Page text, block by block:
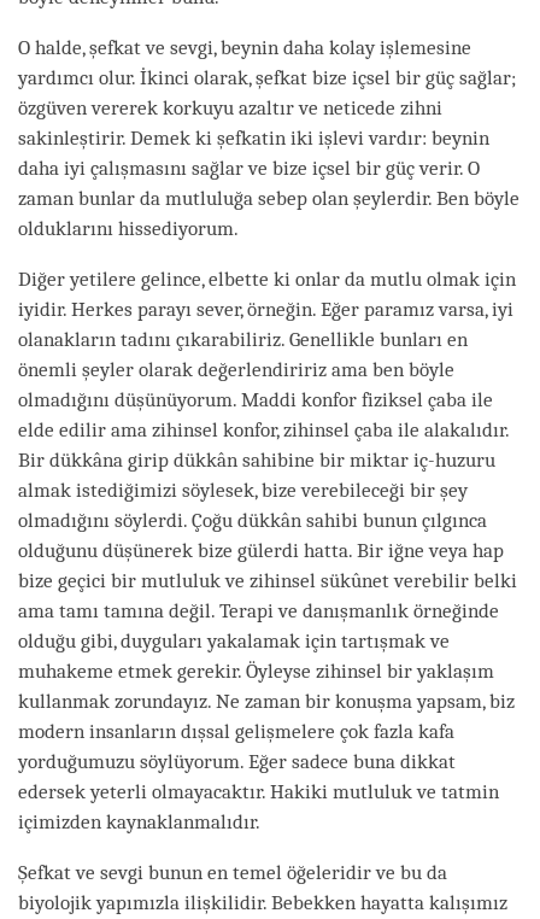
O halde, şefkat ve sevgi, beynin daha kolay işlemesine
yardımcı olur. İkinci olarak, şefkat bize içsel bir güç sağlar;
özgüven vererek korkuyu azaltır ve neticede zihni
sakinleştirir. Demek ki şefkatin iki işlevi vardır: beynin
daha iyi çalışmasını sağlar ve bize içsel bir güç verir. O
zaman bunlar da mutluluğa sebep olan şeylerdir. Ben böyle
olduklarını hissediyorum.
Diğer yetilere gelince, elbette ki onlar da mutlu olmak için
iyidir. Herkes parayı sever, örneğin. Eğer paramız varsa, iyi
olanakların tadını çıkarabiliriz. Genellikle bunları en
önemli şeyler olarak değerlendiririz ama ben böyle
olmadığını düşünüyorum. Maddi konfor fiziksel çaba ile
elde edilir ama zihinsel konfor, zihinsel çaba ile alakalıdır.
Bir dükkâna girip dükkân sahibine bir miktar iç-huzuru
almak istediğimizi söylesek, bize verebileceği bir şey
olmadığını söylerdi. Çoğu dükkân sahibi bunun çılgınca
olduğunu düşünerek bize gülerdi hatta. Bir iğne veya hap
bize geçici bir mutluluk ve zihinsel sükûnet verebilir belki
ama tamı tamına değil. Terapi ve danışmanlık örneğinde
olduğu gibi, duyguları yakalamak için tartışmak ve
muhakeme etmek gerekir. Öyleyse zihinsel bir yaklaşım
kullanmak zorundayız. Ne zaman bir konuşma yapsam, biz
modern insanların dışsal gelişmelere çok fazla kafa
yorduğumuzu söylüyorum. Eğer sadece buna dikkat
edersek yeterli olmayacaktır. Hakiki mutluluk ve tatmin
içimizden kaynaklanmalıdır.
Şefkat ve sevgi bunun en temel öğeleridir ve bu da
biyolojik yapımızla ilişkilidir. Bebekken hayatta kalışımız